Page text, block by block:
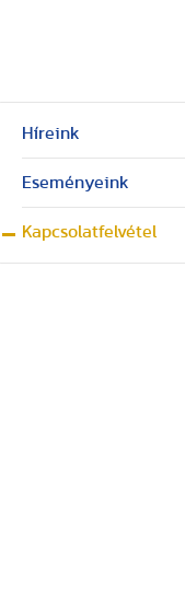
Híreink
Eseményeink
Kapcsolatfelvétel